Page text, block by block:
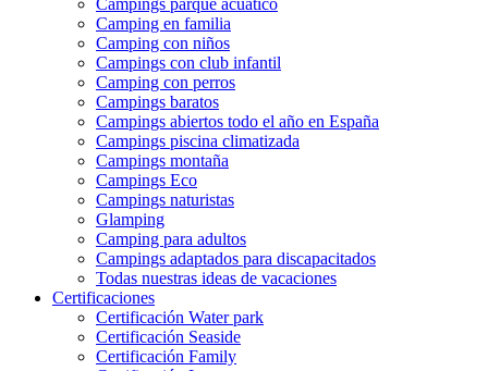
Campings parque acuático
Camping en familia
Camping con niños
Campings con club infantil
Camping con perros
Campings baratos
Campings abiertos todo el año en España
Campings piscina climatizada
Campings montaña
Campings Eco
Campings naturistas
Glamping
Camping para adultos
Campings adaptados para discapacitados
Todas nuestras ideas de vacaciones
Certificaciones
Certificación Water park
Certificación Seaside
Certificación Family